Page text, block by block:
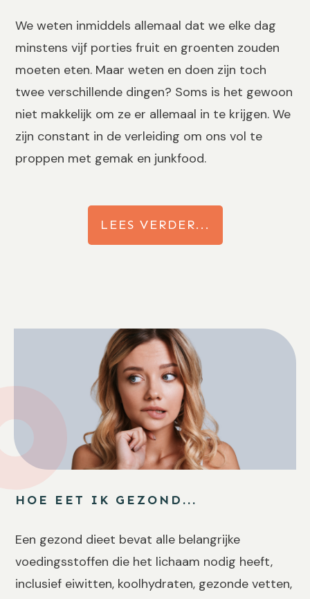
We weten inmiddels allemaal dat we elke dag
minstens vijf porties fruit en groenten zouden
moeten eten. Maar weten en doen zijn toch
twee verschillende dingen? Soms is het gewoon
niet makkelijk om ze er allemaal in te krijgen. We
zijn constant in de verleiding om ons vol te
proppen met gemak en junkfood.
LEES VERDER...
HOE EET IK GEZOND...
Een gezond dieet bevat alle belangrijke
voedingsstoffen die het lichaam nodig heeft,
inclusief eiwitten, koolhydraten, gezonde vetten,